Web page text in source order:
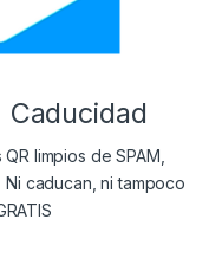
limpios de SPAM,
caducan, ni tampoco